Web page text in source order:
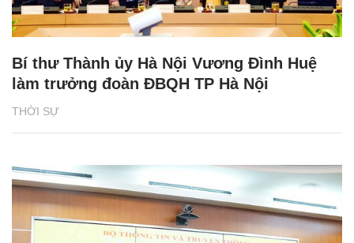
THỜI SỰ
Bí thư Thành ủy Hà Nội Vương Đình Huệ
làm trưởng đoàn ĐBQH TP Hà Nội